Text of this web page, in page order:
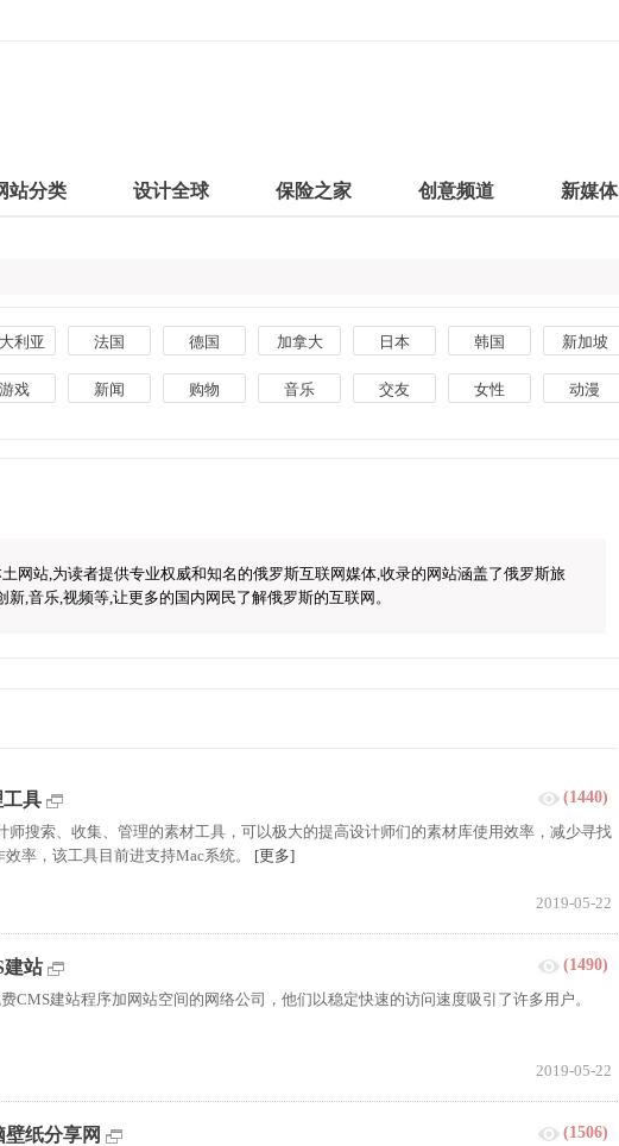
站分类 设计全球 保险之家 创意频道 新媒体
利亚 法国 德国 加拿大 日本 韩国 新加坡
埃及 印度 泰国 朝鲜 马来西亚 阿根廷 南非
游戏 新闻 购物 音乐 交友 女性 动漫
网站,为读者提供专业权威和知名的俄罗斯互联网媒体,收录的网站涵盖了俄罗斯旅
,音乐,视频等,让更多的国内网民了解俄罗斯的互联网。
具
(1440)
师搜索、收集、管理的素材工具，可以极大的提高设计师们的素材库使用效率，减少寻找
率，该工具目前进支持Mac系统。 [更多]
2019-05-22
建站
(1490)
CMS建站程序加网站空间的网络公司，他们以稳定快速的访问速度吸引了许多用户。
2019-05-22
纸分享网
(1506)